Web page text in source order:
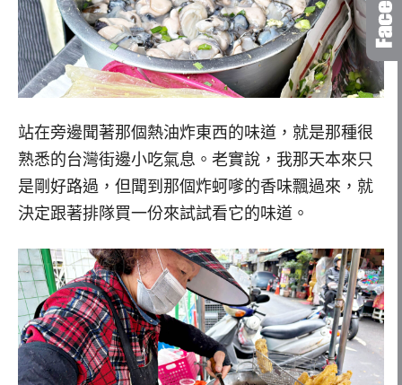
站在旁邊聞著那個熱油炸東西的味道，就是那種很
熟悉的台灣街邊小吃氣息。老實說，我那天本來只
是剛好路過，但聞到那個炸蚵嗲的香味飄過來，就
決定跟著排隊買一份來試試看它的味道。